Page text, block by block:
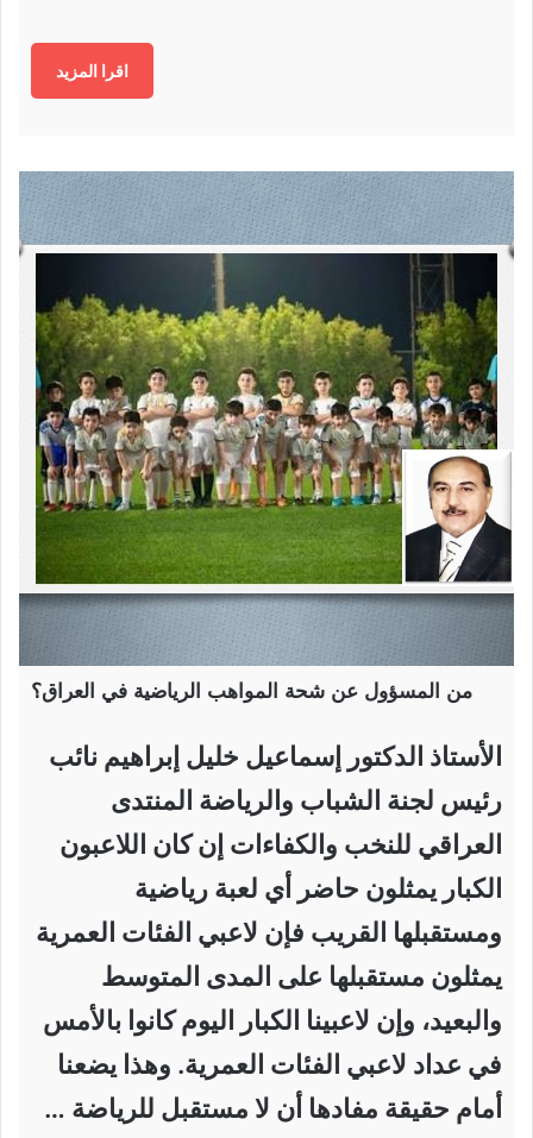
اقرا المزيد
من المسؤول عن شحة المواهب الرياضية في العراق؟
الأستاذ الدكتور إسماعيل خليل إبراهيم نائب
رئيس لجنة الشباب والرياضة المنتدى
العراقي للنخب والكفاءات إن كان اللاعبون
الكبار يمثلون حاضر أي لعبة رياضية
ومستقبلها القريب فإن لاعبي الفئات العمرية
يمثلون مستقبلها على المدى المتوسط
والبعيد، وإن لاعبينا الكبار اليوم كانوا بالأمس
في عداد لاعبي الفئات العمرية. وهذا يضعنا
أمام حقيقة مفادها أن لا مستقبل للرياضة …